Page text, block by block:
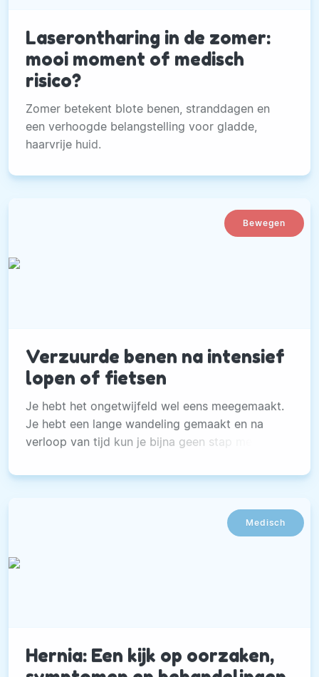
Laserontharing in de zomer:
mooi moment of medisch
risico?
Zomer betekent blote benen, stranddagen en
een verhoogde belangstelling voor gladde,
haarvrije huid.
Bewegen
Verzuurde benen na intensief
lopen of fietsen
Je hebt het ongetwijfeld wel eens meegemaakt.
Je hebt een lange wandeling gemaakt en na
verloop van tijd kun je bijna geen stap meer
Medisch
Hernia: Een kijk op oorzaken,